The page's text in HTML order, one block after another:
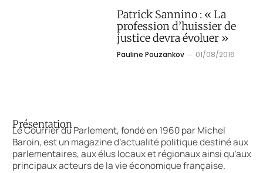
Patrick Sannino : « La
profession d’huissier de
justice devra évoluer »
Pauline Pouzankov 01/08/2016
Présentation
Le Courrier du Parlement, fondé en 1960 par Michel
Baroin, est un magazine d’actualité politique destiné aux
parlementaires, aux élus locaux et régionaux ainsi qu’aux
principaux acteurs de la vie économique française.